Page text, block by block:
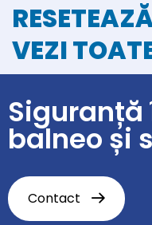
VEZI
Siguranță
balneo și
Contact